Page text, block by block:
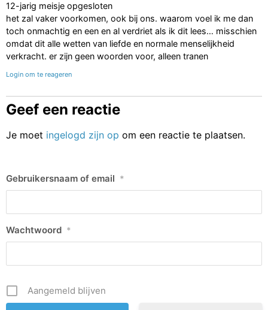
12-jarig meisje opgesloten
het zal vaker voorkomen, ook bij ons. waarom voel ik me dan
toch onmachtig en een en al verdriet als ik dit lees… misschien
omdat dit alle wetten van liefde en normale menselijkheid
verkracht. er zijn geen woorden voor, alleen tranen
Login om te reageren
Geef een reactie
Je moet ingelogd zijn op om een reactie te plaatsen.
Gebruikersnaam of email *
Wachtwoord *
Aangemeld blijven